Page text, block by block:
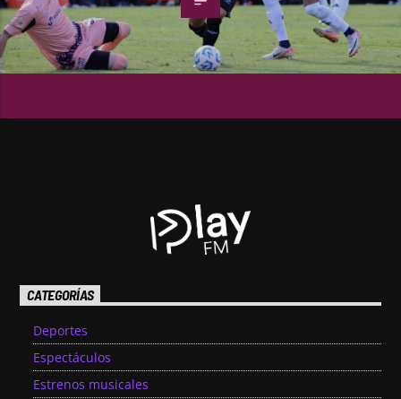
CATEGORÍAS
Deportes
Espectáculos
Estrenos musicales